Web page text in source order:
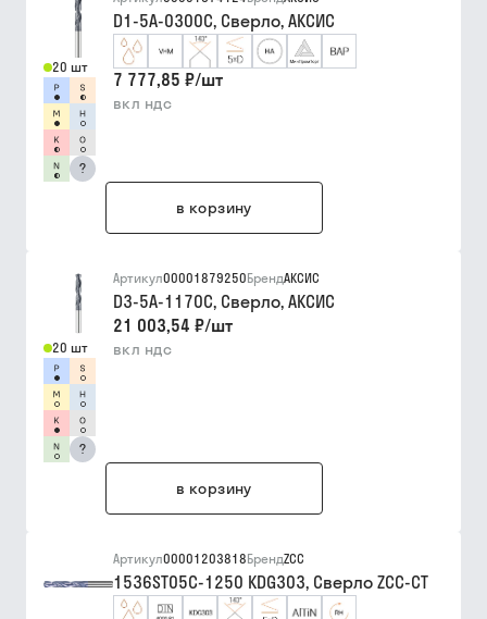
20 шт
?
D1-5A-0300C, Сверло, АКСИС
7 777,85 ₽/шт
вкл ндс
в корзину
20 шт
?
Артикул00001879250БрендАКСИС
D3-5A-1170C, Сверло, АКСИС
21 003,54 ₽/шт
вкл ндс
в корзину
Артикул00001203818БрендZCC
1536ST05C-1250 KDG303, Сверло ZCC-CT